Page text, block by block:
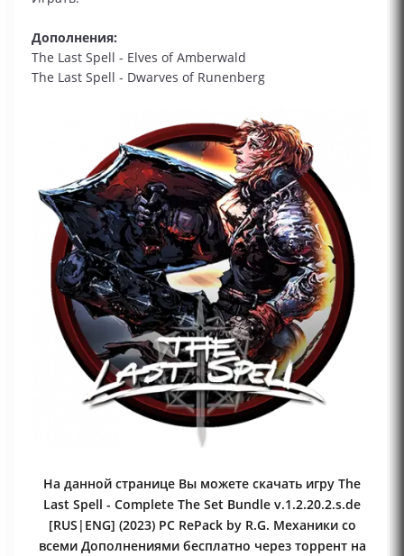
Дополнения:
The Last Spell - Elves of Amberwald
The Last Spell - Dwarves of Runenberg
На данной странице Вы можете скачать игру The
Last Spell - Complete The Set Bundle v.1.2.20.2.s.de
[RUS|ENG] (2023) PC RePack by R.G. Механики со
всеми Дополнениями бесплатно через торрент на